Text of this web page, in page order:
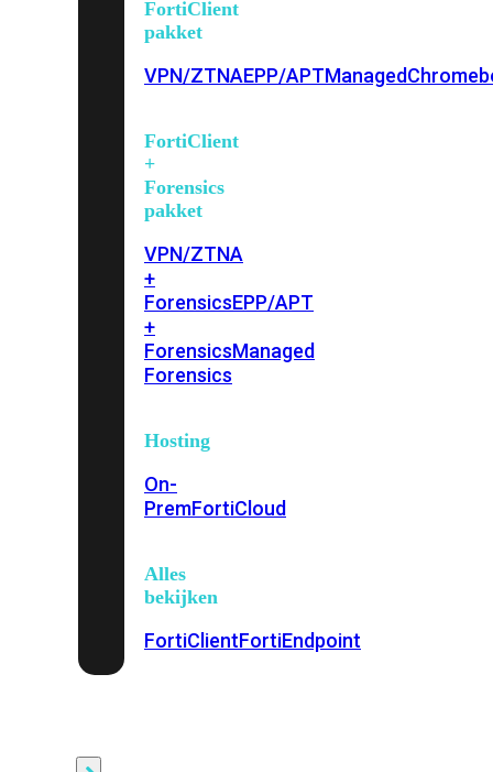
FortiClient
pakket
VPN/ZTNAEPP/APTManaged
FortiClient
+
Forensics
pakket
VPN/ZTNA
+
ForensicsEPP/APT
+
ForensicsManaged
Forensics
Hosting
On-
PremFortiCloud
Alles
bekijken
FortiClientFortiEndpoint